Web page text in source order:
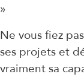
»
Ne vous fiez
ses projets et
vraiment sa